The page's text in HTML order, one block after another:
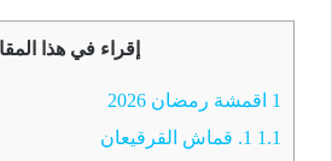
إقراء في هذا
1 اقمشة رمضان 2026
1.1